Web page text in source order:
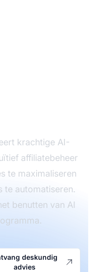
krachtige AI-
affiliatebeheer
te maximaliseren
te automatiseren.
benutten van AI
deskundig
advies